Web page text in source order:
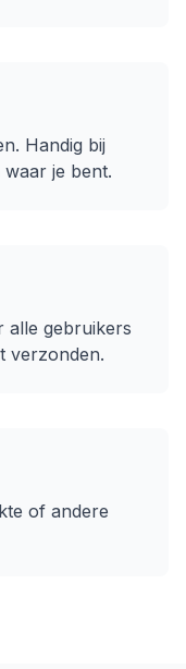
Handig bij
je bent.
alle gebruikers
verzonden.
of andere